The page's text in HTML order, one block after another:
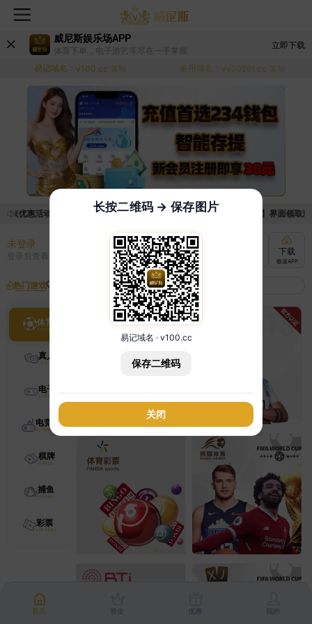
威尼斯娱乐场APP
体育下单，电子游艺等尽在一手掌握
立即下载
易记域名： v100.cc 复制 备用域名： vv20261.cc 复制
取优惠活动的手续麻烦，已新增优惠系统，现在可以前往【福利中心】界面领取
未登录
登录后查看 充值
快速到账
下载
极速APP
热门游戏
体育
真人
电子
电竞
棋牌
捕鱼
彩票
首页 资金 优惠 我的
长按二维码 → 保存图片
易记域名 · v100.cc
保存二维码
关闭